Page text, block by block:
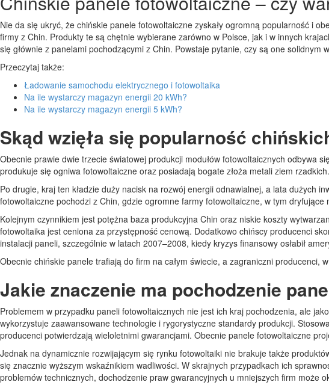
Nie da się ukryć, że chińskie panele fotowoltaiczne zyskały ogromną popularność i
firmy z Chin. Produkty te są chętnie wybierane zarówno w Polsce, jak i w innych
się głównie z panelami pochodzącymi z Chin. Powstaje pytanie, czy są one
Przeczytaj także:
Ładowanie samochodu elektrycznego i fotowoltaika
Na ile wystarczy magazyn energii 20 kWh?
Na ile wystarczy magazyn energii 5 kWh?
Skąd wzięła się popularność
Obecnie prawie dwie trzecie światowej produkcji modułów fotowoltaicznych odbywa
produkuje się ogniwa fotowoltaiczne oraz posiadają bogate złoża metali ziem rzadkich.
Po drugie, kraj ten kładzie duży nacisk na rozwój energii odnawialnej, a lata dużych
fotowoltaiczne pochodzi z Chin, gdzie ogromne farmy fotowoltaiczne, w tym
Kolejnym czynnikiem jest potężna baza produkcyjna Chin oraz niskie koszty
fotowoltaika jest ceniona za przystępność cenową. Dodatkowo chińscy producenci
instalacji paneli, szczególnie w latach 2007–2008, kiedy kryzys finansowy osłabił
Obecnie chińskie panele trafiają do firm na całym świecie, a zagraniczni
Jakie znaczenie ma pochodzenie
Problemem w przypadku paneli fotowoltaicznych nie jest ich kraj pochodzenia, ale
wykorzystuje zaawansowane technologie i rygorystyczne standardy produkcji.
producenci potwierdzają wieloletnimi gwarancjami. Obecnie panele fotowoltaiczne
Jednak na dynamicznie rozwijającym się rynku fotowoltaiki nie brakuje także
się znacznie wyższym wskaźnikiem wadliwości. W skrajnych przypadkach ich
problemów technicznych, dochodzenie praw gwarancyjnych u mniejszych firm może